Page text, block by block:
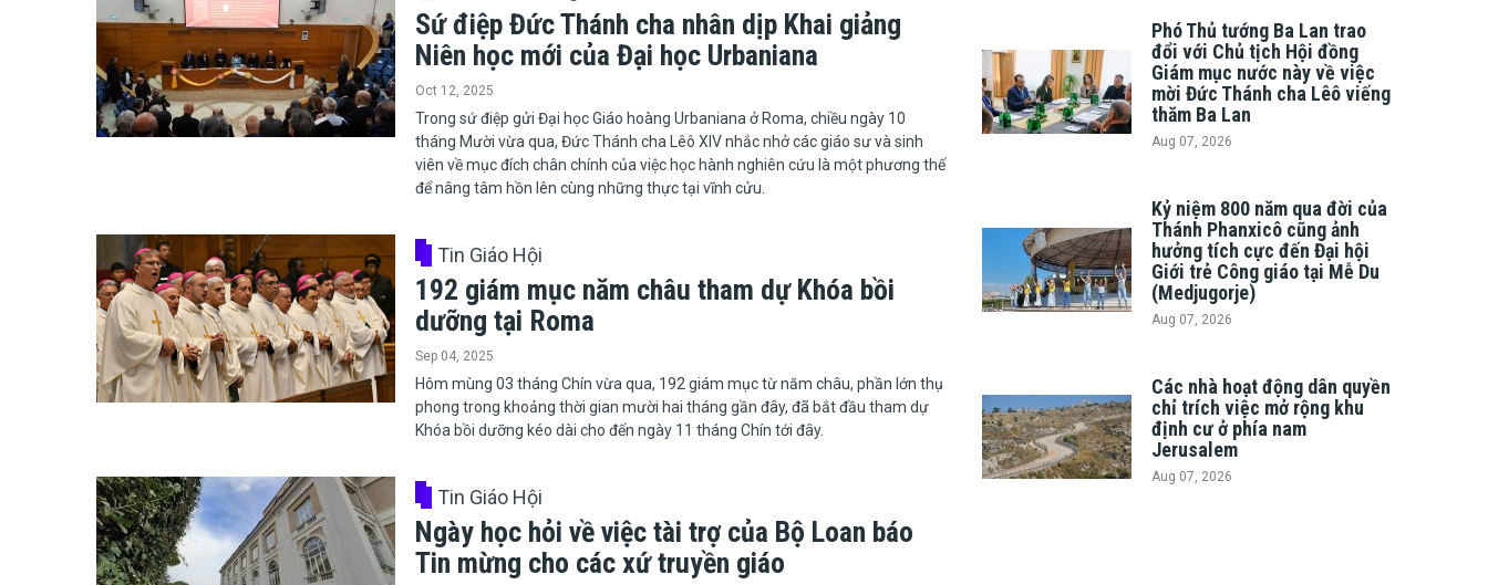
Sứ điệp Đức Thánh cha nhân dịp Khai giảng
Niên học mới của Đại học Urbaniana
Oct 12, 2025
Trong sứ điệp gửi Đại học Giáo hoàng Urbaniana ở Roma, chiều ngày 10
tháng Mười vừa qua, Đức Thánh cha Lêô XIV nhắc nhở các giáo sư và sinh
viên về mục đích chân chính của việc học hành nghiên cứu là một phương thế
để nâng tâm hồn lên cùng những thực tại vĩnh cửu.
Tin Giáo Hội
192 giám mục năm châu tham dự Khóa bồi
dưỡng tại Roma
Sep 04, 2025
​​​​​​​Hôm mùng 03 tháng Chín vừa qua, 192 giám mục từ năm châu, phần lớn thụ
phong trong khoảng thời gian mười hai tháng gần đây, đã bắt đầu tham dự
Khóa bồi dưỡng kéo dài cho đến ngày 11 tháng Chín tới đây.
Tin Giáo Hội
Ngày học hỏi về việc tài trợ của Bộ Loan báo
Tin mừng cho các xứ truyền giáo
Phó Thủ tướng Ba Lan trao
đổi với Chủ tịch Hội đồng
Giám mục nước này về việc
mời Đức Thánh cha Lêô viếng
thăm Ba Lan
Aug 07, 2026
Kỷ niệm 800 năm qua đời của
Thánh Phanxicô cũng ảnh
hưởng tích cực đến Đại hội
Giới trẻ Công giáo tại Mễ Du
(Medjugorje)
Aug 07, 2026
Các nhà hoạt động dân quyền
chỉ trích việc mở rộng khu
định cư ở phía nam
Jerusalem
Aug 07, 2026